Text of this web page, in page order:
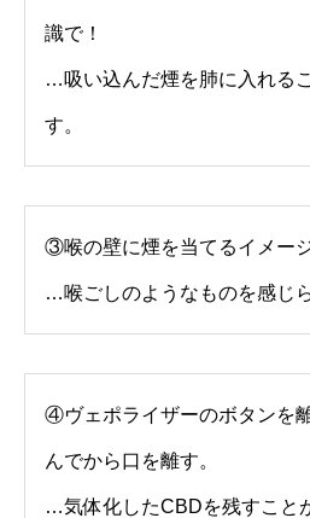
識で！
…吸い込んだ煙を肺に入れる
す。
③喉の壁に煙を当てるイメー
…喉ごしのようなものを感じ
④ヴェポライザーのボタンを
んでから口を離す。
…気体化したCBDを残すこと